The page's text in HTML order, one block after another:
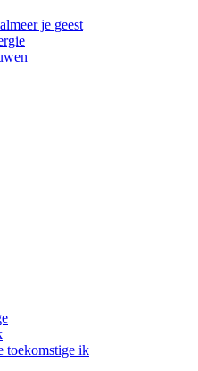
je geest
toekomstige ik